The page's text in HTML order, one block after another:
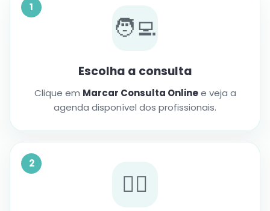
1
🧑‍💻
Escolha a consulta
Clique em Marcar Consulta Onlinee veja a
agenda disponível dos profissionais.
2
👩‍⚕️